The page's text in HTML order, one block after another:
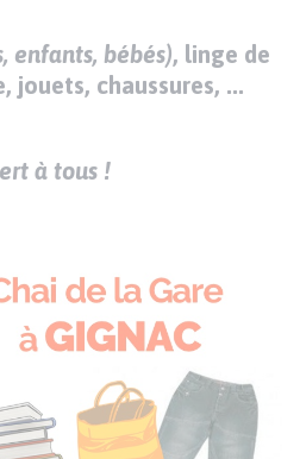
enfants, bébés), linge de
jouets, chaussures, ...
à tous !